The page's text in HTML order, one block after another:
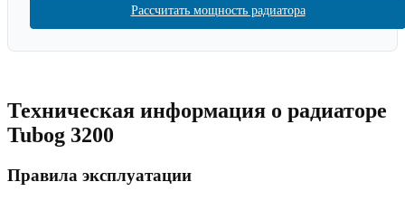
Рассчитать мощность радиатора
Техническая информация о радиаторе
Tubog 3200
Правила эксплуатации